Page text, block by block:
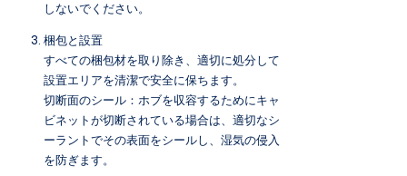
しないでください。
梱包と設置
すべての梱包材を取り除き、適切に処分して
設置エリアを清潔で安全に保ちます。
切断面のシール：ホブを収容するためにキャ
ビネットが切断されている場合は、適切なシ
ーラントでその表面をシールし、湿気の侵入
を防ぎます。